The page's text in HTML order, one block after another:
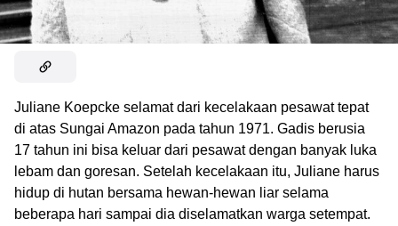
Juliane Koepcke selamat dari kecelakaan pesawat tepat
di atas Sungai Amazon pada tahun 1971. Gadis berusia
17 tahun ini bisa keluar dari pesawat dengan banyak luka
lebam dan goresan. Setelah kecelakaan itu, Juliane harus
hidup di hutan bersama hewan-hewan liar selama
beberapa hari sampai dia diselamatkan warga setempat.